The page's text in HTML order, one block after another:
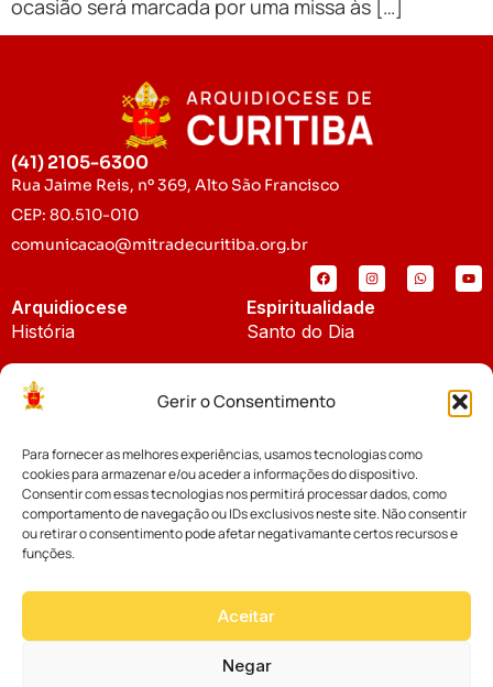
Gerir o Consentimento
Para fornecer as melhores experiências, usamos tecnologias como
cookies para armazenar e/ou aceder a informações do dispositivo.
Consentir com essas tecnologias nos permitirá processar dados, como
comportamento de navegação ou IDs exclusivos neste site. Não consentir
ou retirar o consentimento pode afetar negativamante certos recursos e
funções.
Aceitar
Negar
ocasião será marcada por uma missa às […]
(41) 2105-6300
Rua Jaime Reis, nº 369, Alto São Francisco
CEP: 80.510-010
comunicacao@mitradecuritiba.org.br
Arquidiocese
História
Padroeira
Espiritualidade
Santo do Dia
Notícias
Notícias da Arquidiocese
Notícias Cáritas
Palavra dos Bispos
Cúria Diocesana
Fundo Diocesano
Vicariatos da Educação
Eventos